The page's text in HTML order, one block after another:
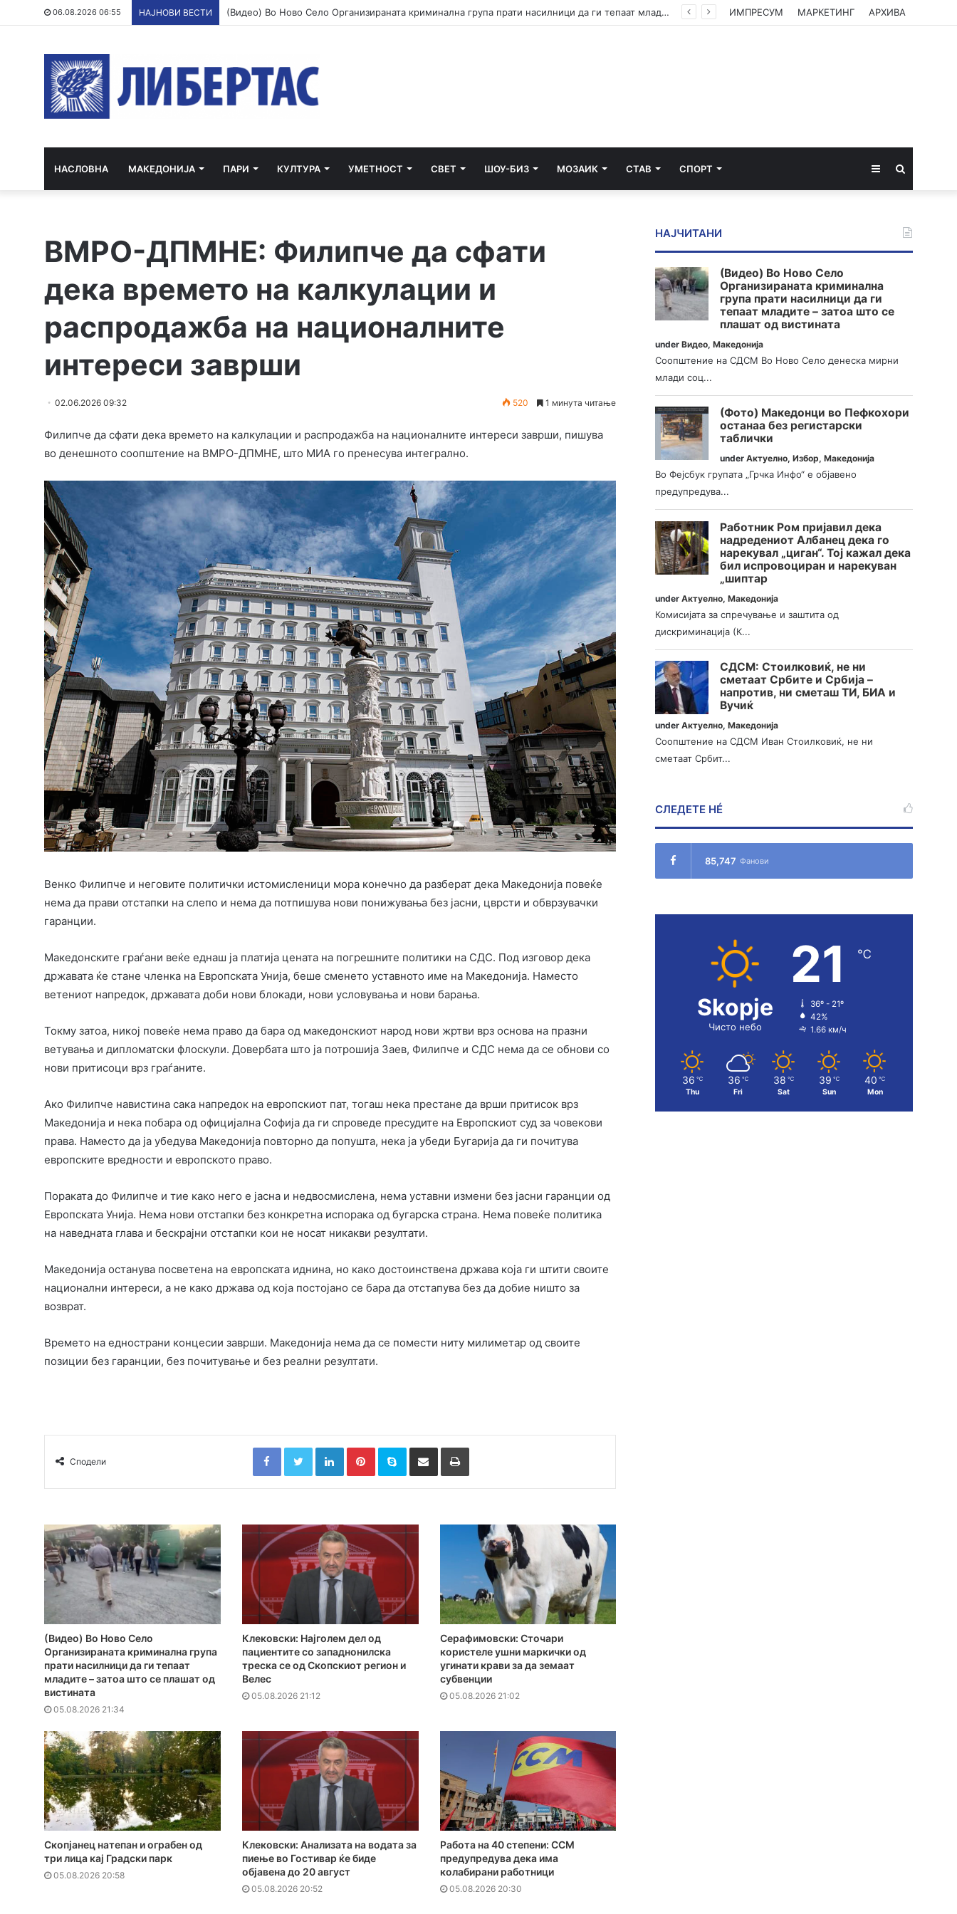
06.08.2026 06:55 НАЈНОВИ ВЕСТИ (Видео) Во Ново Село Организираната криминална група прати насилници да ги тепаат младите – затоа што се плашат од вистината ИМПРЕСУМ МАРКЕТИНГ АРХИВА
НАСЛОВНА МАКЕДОНИЈА ПАРИ КУЛТУРА УМЕТНОСТ СВЕТ ШОУ-БИЗ МОЗАИК СТАВ СПОРТ Sidebar
ВМРО-ДПМНЕ: Филипче да сфати
дека времето на калкулации и
распродажба на националните
интереси заврши
02.06.2026 09:32 520 1 минута читање
Филипче да сфати дека времето на калкулации и распродажба на националните интереси заврши, пишува
во денешното соопштение на ВМРО-ДПМНЕ, што МИА го пренесува интегрално.
Венко Филипче и неговите политички истомисленици мора конечно да разберат дека Македонија повеќе
нема да прави отстапки на слепо и нема да потпишува нови понижувања без јасни, цврсти и обврзувачки
гаранции.
Македонските граѓани веќе еднаш ја платија цената на погрешните политики на СДС. Под изговор дека
државата ќе стане членка на Европската Унија, беше сменето уставното име на Македонија. Наместо
ветениот напредок, државата доби нови блокади, нови условувања и нови барања.
Токму затоа, никој повеќе нема право да бара од македонскиот народ нови жртви врз основа на празни
ветувања и дипломатски флоскули. Довербата што ја потрошија Заев, Филипче и СДС нема да се обнови со
нови притисоци врз граѓаните.
Ако Филипче навистина сака напредок на европскиот пат, тогаш нека престане да врши притисок врз
Македонија и нека побара од официјална Софија да ги спроведе пресудите на Европскиот суд за човекови
права. Наместо да ја убедува Македонија повторно да попушта, нека ја убеди Бугарија да ги почитува
европските вредности и европското право.
Пораката до Филипче и тие како него е јасна и недвосмислена, нема уставни измени без јасни гаранции од
Европската Унија. Нема нови отстапки без конкретна испорака од бугарска страна. Нема повеќе политика
на наведната глава и бескрајни отстапки кои не носат никакви резултати.
Македонија останува посветена на европската иднина, но како достоинствена држава која ги штити своите
национални интереси, а не како држава од која постојано се бара да отстапува без да добие ништо за
возврат.
Времето на еднострани концесии заврши. Македонија нема да се помести ниту милиметар од своите
позиции без гаранции, без почитување и без реални резултати.
Сподели
FacebookTwitterLinkedInPinterestSkype Сподели преку Е-маил Испринтај
(Видео) Во Ново Село
Организираната криминална група
прати насилници да ги тепаат
младите – затоа што се плашат од
вистината
05.08.2026 21:34
Клековски: Најголем дел од
пациентите сo западнонилска
треска се од Скопскиот регион и
Велес
05.08.2026 21:12
Серафимовски: Сточари
користеле ушни маркички од
угинати крави за да земаат
субвенции
05.08.2026 21:02
Скопјанец натепан и ограбен од
три лица кај Градски парк
05.08.2026 20:58
Клековски: Анализата на водата за
пиење во Гостивар ќе биде
објавена до 20 август
05.08.2026 20:52
Работа на 40 степени: ССМ
предупредува дека има
колабирани работници
05.08.2026 20:30
НАЈЧИТАНИ
(Видео) Во Ново Село
Организираната криминална
група прати насилници да ги
тепаат младите – затоа што се
плашат од вистината
underВидео,Македонија
Соопштение на СДСМ Во Ново Село денеска мирни
млади соц...
(Фото) Македонци во Пефкохори
останаа без регистарски
таблички
underАктуелно,Избор,Македонија
Во Фејсбук групата „Грчка Инфо“ е објавено
предупредува...
Работник Ром пријавил дека
надредениот Албанец дека го
нарекувал „циган“. Тој кажал дека
бил испровоциран и нарекуван
„шиптар
underАктуелно,Македонија
Комисијата за спречување и заштита од
дискриминација (К...
СДСМ: Стоилковиќ, не ни
сметаат Србите и Србија –
напротив, ни сметаш ТИ, БИА и
Вучиќ
underАктуелно,Македонија
Соопштение на СДСМ Иван Стоилковиќ, не ни
сметаат Србит...
СЛЕДЕТЕ НÉ
85,747 Фанови
Skopje
Чисто небо
21 ℃
36º - 21º
42%
1.66 км/ч
36 ℃
Thu
36 ℃
Fri
38 ℃
Sat
39 ℃
Sun
40 ℃
Mon